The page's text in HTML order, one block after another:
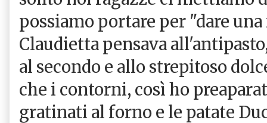
possiamo portare per "dare
Claudietta pensava
al secondo e allo strepitoso
che i contorni, così ho
gratinati al forno e le patate